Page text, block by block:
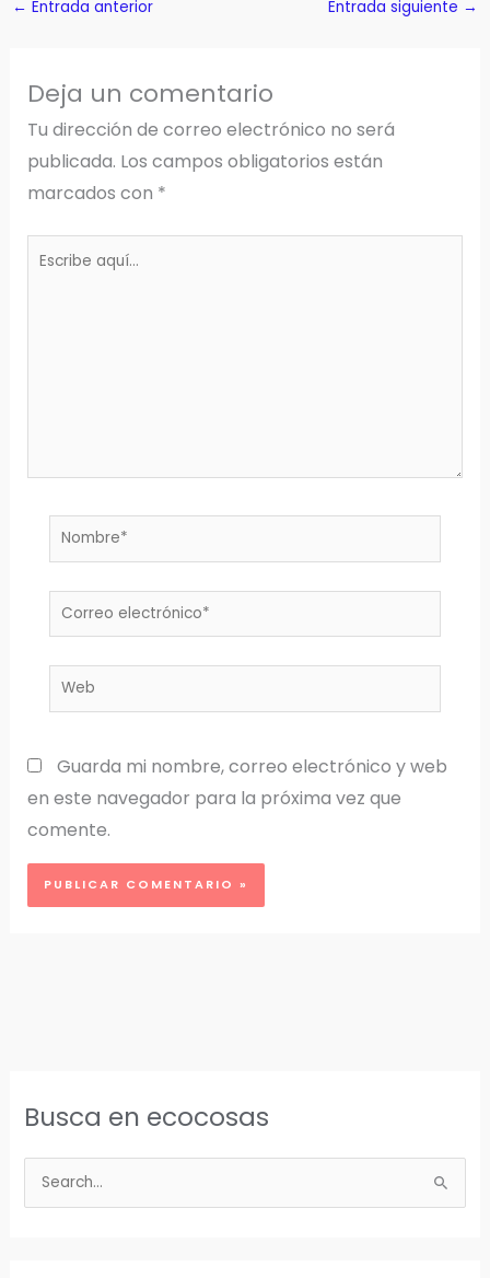
← Entrada anterior Entrada siguiente →
Deja un comentario
Tu dirección de correo electrónico no será
publicada. Los campos obligatorios están
marcados con *
Escribe
Nombre*
Correo
electrónico*
Web
Guarda mi nombre, correo electrónico y web
en este navegador para la próxima vez que
comente.
Busca en ecocosas